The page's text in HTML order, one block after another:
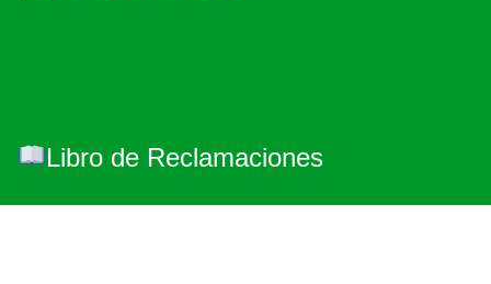
Libro de Reclamaciones